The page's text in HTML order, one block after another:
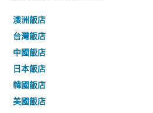
澳洲飯店
台灣飯店
中國飯店
日本飯店
韓國飯店
美國飯店